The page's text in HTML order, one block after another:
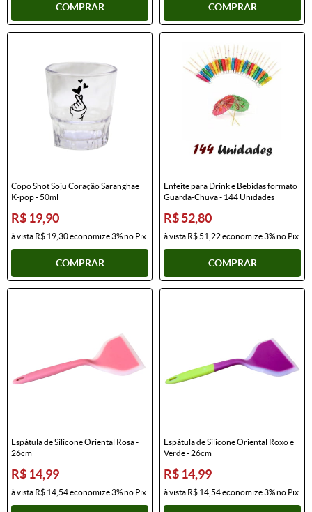
COMPRAR COMPRAR
Copo Shot Soju Coração Saranghae
K-pop - 50ml
R$ 19,90
à vista R$ 19,30economize3%no Pix
COMPRAR
Enfeite para Drink e Bebidas formato
Guarda-Chuva - 144 Unidades
R$ 52,80
à vista R$ 51,22economize3%no Pix
COMPRAR
Espátula de Silicone Oriental Rosa -
26cm
R$ 14,99
à vista R$ 14,54economize3%no Pix
Espátula de Silicone Oriental Roxo e
Verde - 26cm
R$ 14,99
à vista R$ 14,54economize3%no Pix